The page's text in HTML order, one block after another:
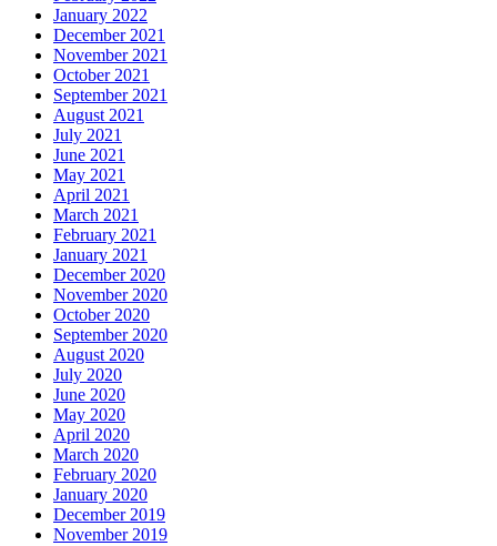
January 2022
December 2021
November 2021
October 2021
September 2021
August 2021
July 2021
June 2021
May 2021
April 2021
March 2021
February 2021
January 2021
December 2020
November 2020
October 2020
September 2020
August 2020
July 2020
June 2020
May 2020
April 2020
March 2020
February 2020
January 2020
December 2019
November 2019